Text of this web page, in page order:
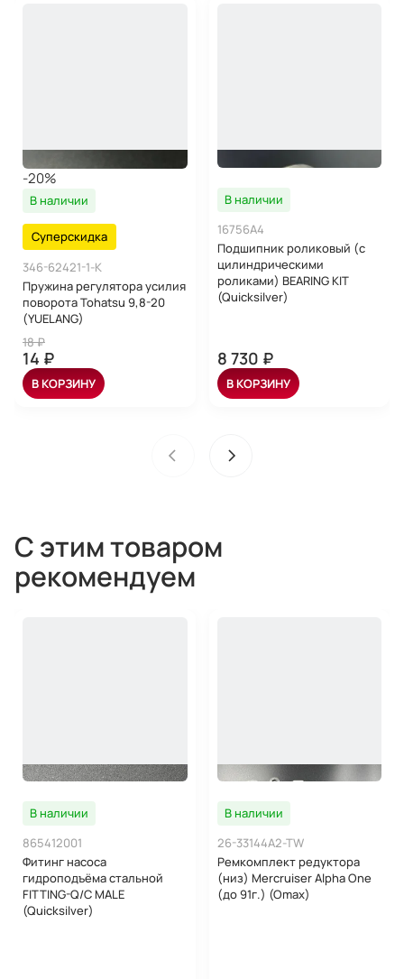
-20%
В наличии
Суперскидка
346-62421-1-K
Пружина регулятора усилия
поворота Tohatsu 9,8-20
(YUELANG)
18 ₽
14 ₽
В КОРЗИНУ
В наличии
16756A4
Подшипник роликовый (с
цилиндрическими
роликами) BEARING KIT
(Quicksilver)
8 730 ₽
В КОРЗИНУ
С этим товаром
рекомендуем
В наличии
865412001
Фитинг насоса
гидроподъёма стальной
FITTING-Q/C MALE
(Quicksilver)
В наличии
26-33144A2-TW
Ремкомплект редуктора
(низ) Mercruiser Alpha One
(до 91г.) (Omax)